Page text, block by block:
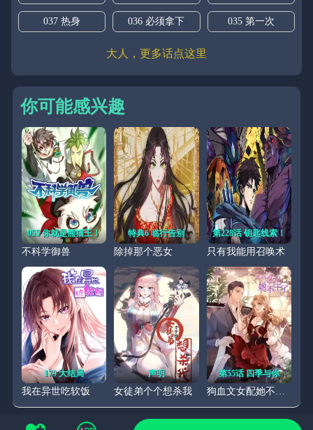
037 热身 036 必须拿下 035 第一次
大人，更多话点这里
你可能感兴趣
055 你就是熊猫王！
不科学御兽
特典6 临行告别
除掉那个恶女
第228话 钥匙线索！
只有我能用召唤术
179 大结局
我在异世吃软饭
声明
女徒弟个个想杀我
第55话 四季与你
狗血文女配她不干了